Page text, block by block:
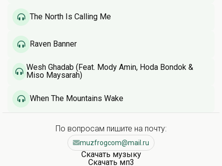
The North Is Calling Me
Raven Banner
Wesh Ghadab (Feat. Mody Amin, Hoda Bondok &
Miso Maysarah)
When The Mountains Wake
По вопросам пишите на почту:
muzfrogcom@mail.ru
Скачать музыку
Скачать мп3